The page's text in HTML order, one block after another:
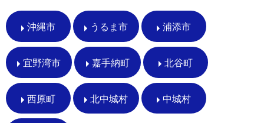
沖縄市 うるま市 浦添市
宜野湾市 嘉手納町 北谷町
西原町 北中城村 中城村